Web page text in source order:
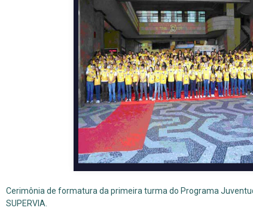
Cerimônia de formatura da primeira turma do Programa
SUPERVIA.